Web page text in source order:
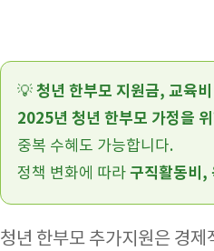
💡 청년 한부모 지원금, 교육
2025년 청년 한부모 가정을
중복 수혜도 가능합니다.
정책 변화에 따라 구직활동비,
청년 한부모 추가지원은 경